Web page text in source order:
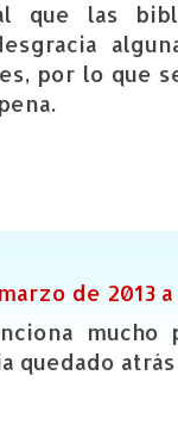
que las
por lo que
de 2013
quedado